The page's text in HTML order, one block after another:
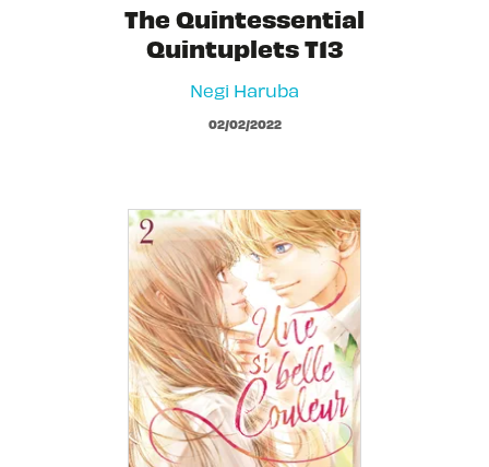
The Quintessential
Quintuplets T13
Negi Haruba
02/02/2022